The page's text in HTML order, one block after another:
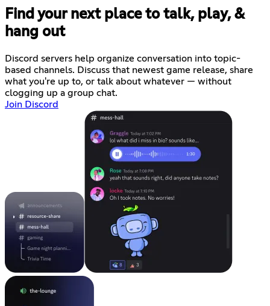
Find your next place to talk, play, &
hang out
Discord servers help organize conversation into topic-
based channels. Discuss that newest game release, share
what you're up to, or talk about whatever — without
clogging up a group chat.
Join Discord